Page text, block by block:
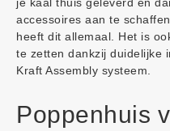
accessoires aan te
heeft dit allemaal. Het is
te zetten dankzij duidelijke
Kraft Assembly systeem.
Poppenhuis